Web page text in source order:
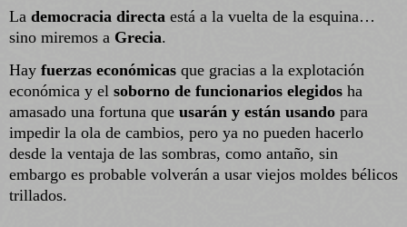
La democracia directa está a la vuelta de la esquina…
sino miremos a Grecia.
Hay fuerzas económicas que gracias a la explotación
económica y el soborno de funcionarios elegidos ha
amasado una fortuna que usarán y están usando para
impedir la ola de cambios, pero ya no pueden hacerlo
desde la ventaja de las sombras, como antaño, sin
embargo es probable volverán a usar viejos moldes bélicos
trillados.